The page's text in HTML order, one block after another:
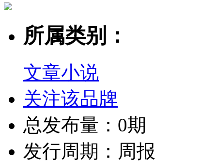
所属类别：
文章小说
关注该品牌
总发布量：0期
发行周期：周报